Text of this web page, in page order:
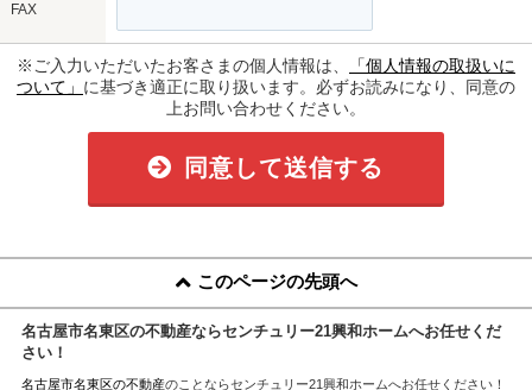
FAX
※ご入力いただいたお客さまの個人情報は、
「個人情報の取扱いに
ついて」 に基づき適正に取り扱います。必ずお読みになり、同意の
上お問い合わせください。
同意して送信する
このページの先頭へ
名古屋市名東区の不動産ならセンチュリー21興和ホームへお任せくだ
さい！
名古屋市名東区の不動産のことならセンチュリー21興和ホームへお任せください！